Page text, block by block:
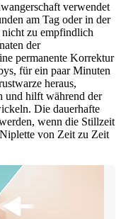
verwendet
am Tag oder in der
zu empfindlich
der
permanente Korrektur
für ein paar Minuten
heraus,
und hilft während der
Die dauerhafte
wenn die Stillzeit
von Zeit zu Zeit